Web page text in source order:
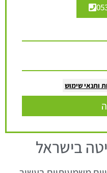
ותנאי שימוש
בישראל